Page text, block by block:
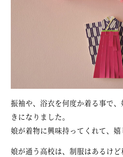
振袖や、浴衣を何度か着る事で
きになりました。
娘が着物に興味持ってくれて、嬉
娘が通う高校は、制服はあるけ